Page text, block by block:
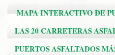
MAPA INTERACTIVO DE
LAS 20 CARRETERAS
PUERTOS ASFALTADOS